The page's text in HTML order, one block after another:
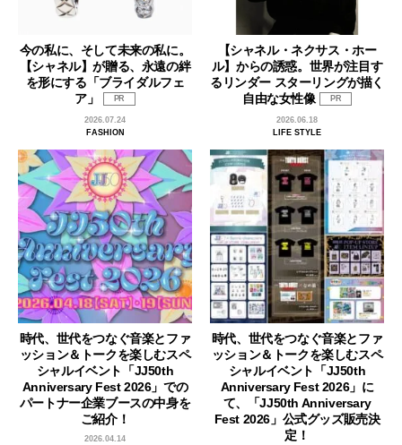
今の私に、そして未来の私に。
【シャネル】が贈る、永遠の絆
を形にする「ブライダルフェ
ア」
PR
2026.07.24
FASHION
【シャネル・ネクサス・ホー
ル】からの誘惑。世界が注目す
るリンダー スターリングが描く
自由な女性像
PR
2026.06.18
LIFE STYLE
時代、世代をつなぐ音楽とファ
ッション＆トークを楽しむスペ
シャルイベント「JJ50th
Anniversary Fest 2026」での
パートナー企業ブースの中身を
ご紹介！
2026.04.14
時代、世代をつなぐ音楽とファ
ッション＆トークを楽しむスペ
シャルイベント「JJ50th
Anniversary Fest 2026」に
て、「JJ50th Anniversary
Fest 2026」公式グッズ販売決
定！